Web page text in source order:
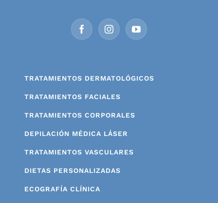
TRATAMIENTOS DERMATOLÓGICOS
TRATAMIENTOS FACIALES
TRATAMIENTOS CORPORALES
DEPILACIÓN MÉDICA LÁSER
TRATAMIENTOS VASCULARES
DIETAS PERSONALIZADAS
ECOGRAFÍA CLÍNICA